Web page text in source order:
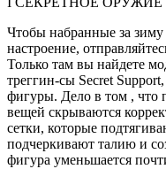
Чтобы набранные за
настроение,
Только там вы найдете
треггин-сы Secret
фигуры. Дело в том , что
вещей скрываются
сетки, которые
подчеркивают талию и
фигура уменьшается